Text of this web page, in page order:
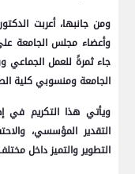
ومن جانبها، أعربت
وأعضاء مجلس الجامعة
جاء ثمرةً للعمل الجماعي
الجامعة ومنسوبي كلية
ويأتي هذا التكريم في
التقدير المؤسسي،
التطوير والتميز داخل